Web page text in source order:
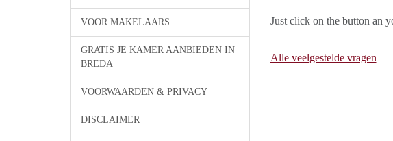
VOOR MAKELAARS
GRATIS JE KAMER AANBIEDEN IN
BREDA
VOORWAARDEN & PRIVACY
DISCLAIMER
Just click on the button an
Alle veelgestelde vragen